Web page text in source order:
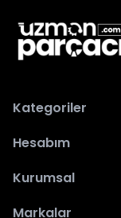
Kategoriler
Hesabım
Kurumsal
Markalar